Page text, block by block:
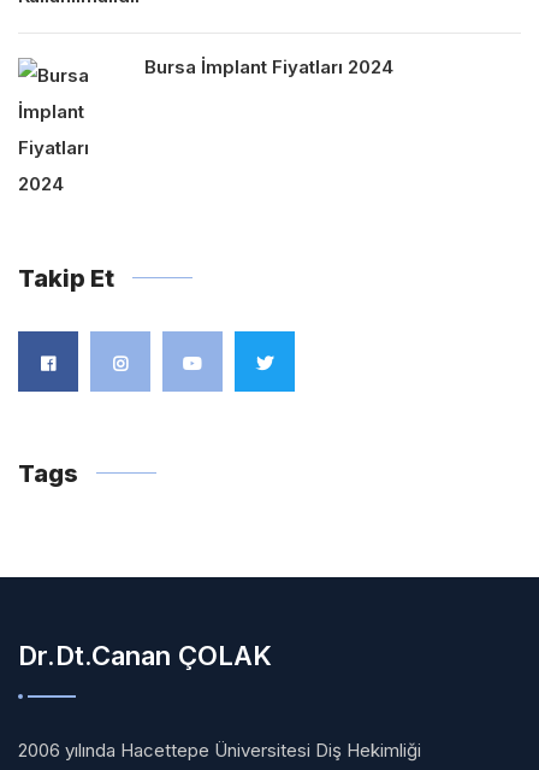
Bursa İmplant Fiyatları 2024
Takip Et
Tags
Dr.Dt.Canan ÇOLAK
2006 yılında Hacettepe Üniversitesi Diş Hekimliği